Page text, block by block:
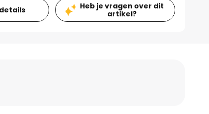
Heb je vragen over dit
artikel?